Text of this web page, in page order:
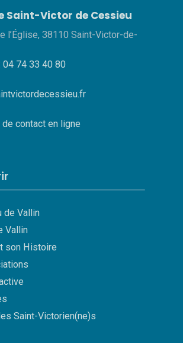
Saint-Victor de Cessieu
l’Église, 38110 Saint-Victor-de-
04 74 33 40 80
de contact en ligne
de Vallin
Vallin
son Histoire
Saint-Victorien(ne)s